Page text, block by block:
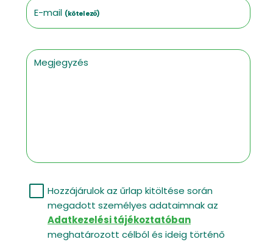
E-mail (kötelező)
Megjegyzés
Hozzájárulok az űrlap kitöltése során
megadott személyes adataimnak az
Adatkezelési tájékoztatóban
meghatározott célból és ideig történő